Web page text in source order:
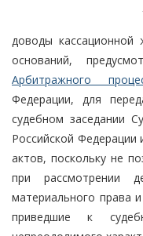
доводы
оснований,
Арбитражного
Федерации, для
судебном заседании
Российской
актов, поскольку не
при рассмотрении
материального права
приведшие к